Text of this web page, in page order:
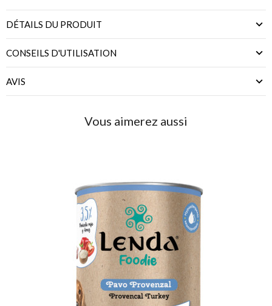
DÉTAILS DU PRODUIT
CONSEILS D'UTILISATION
AVIS
Vous aimerez aussi